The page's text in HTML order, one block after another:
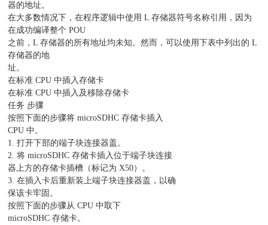
器的地址。
在大多数情况下，在程序逻辑中使用 L 存储器符号名称引用，因为
在成功编译整个 POU
之前，L 存储器的所有地址均未知。然而，可以使用下表中列出的 L
存储器的地
址。
在标准 CPU 中插入存储卡
在标准 CPU 中插入及移除存储卡
任务 步骤
按照下面的步骤将 microSDHC 存储卡插入
CPU 中。
1. 打开下部的端子块连接器盖。
2. 将 microSDHC 存储卡插入位于端子块连接
器上方的存储卡插槽（标记为 X50）。
3. 在插入卡后重新装上端子块连接器盖，以确
保该卡牢固。
按照下面的步骤从 CPU 中取下
microSDHC 存储卡。